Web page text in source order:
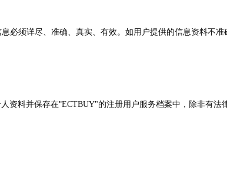
必须详尽、准确、真实、有效。如用户提供的信息资料不准
资料并保存在"ECTBUY"的注册用户服务档案中，除非有法